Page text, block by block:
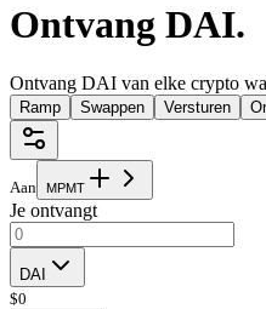
Ontvang DAI.
Ontvang DAI van elke crypto
Ramp Swappen Versturen
Aan MPMT
Je ontvangt
DAI
$0